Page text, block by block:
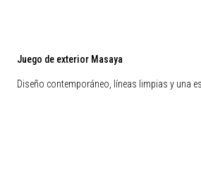
Juego de exterior Masaya
Diseño contemporáneo, líneas limpias y una